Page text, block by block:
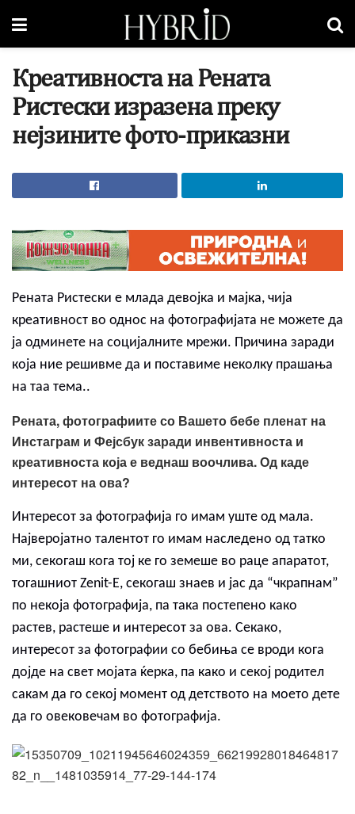
Креативноста на Рената
Ристески изразена преку
нејзините фото-приказни
Рената Ристески е млада девојка и мајка, чија
креативност во однос на фотографијата не можете да
ја одминете на социјалните мрежи. Причина заради
која ние решивме да и поставиме неколку прашања
на таа тема..
Рената, фотографиите со Вашето бебе пленат на
Инстаграм и Фејсбук заради инвентивноста и
креативноста која е веднаш воочлива. Од каде
интересот на ова?
Интересот за фотографија го имам уште од мала.
Најверојатно талентот го имам наследено од татко
ми, секогаш кога тој ке го земеше во раце апаратот,
тогашниот Zenit-Е, секогаш знаев и јас да “чкрапнам”
по некоја фотографија, па така постепено како
растев, растеше и интересот за ова. Секако,
интересот за фотографии со бебиња се вроди кога
дојде на свет мојата ќерка, па како и секој родител
сакам да го секој момент од детството на моето дете
да го овековечам во фотографија.